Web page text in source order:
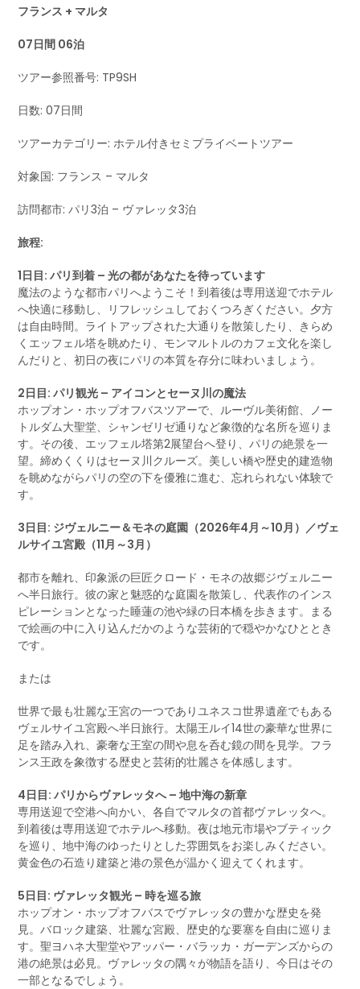
フランス + マルタ
07日間 06泊
ツアー参照番号: TP9SH
日数: 07日間
ツアーカテゴリー: ホテル付きセミプライベートツアー
対象国: フランス – マルタ
訪問都市: パリ3泊 – ヴァレッタ3泊
旅程:
1日目: パリ到着 – 光の都があなたを待っています
魔法のような都市パリへようこそ！到着後は専用送迎でホテル
へ快適に移動し、リフレッシュしておくつろぎください。夕方
は自由時間。ライトアップされた大通りを散策したり、きらめ
くエッフェル塔を眺めたり、モンマルトルのカフェ文化を楽し
んだりと、初日の夜にパリの本質を存分に味わいましょう。
2日目: パリ観光 – アイコンとセーヌ川の魔法
ホップオン・ホップオフバスツアーで、ルーヴル美術館、ノー
トルダム大聖堂、シャンゼリゼ通りなど象徴的な名所を巡りま
す。その後、エッフェル塔第2展望台へ登り、パリの絶景を一
望。締めくくりはセーヌ川クルーズ。美しい橋や歴史的建造物
を眺めながらパリの空の下を優雅に進む、忘れられない体験で
す。
3日目: ジヴェルニー＆モネの庭園（2026年4月～10月）／ヴェ
ルサイユ宮殿（11月～3月）
都市を離れ、印象派の巨匠クロード・モネの故郷ジヴェルニー
へ半日旅行。彼の家と魅惑的な庭園を散策し、代表作のインス
ピレーションとなった睡蓮の池や緑の日本橋を歩きます。まる
で絵画の中に入り込んだかのような芸術的で穏やかなひととき
です。
または
世界で最も壮麗な王宮の一つでありユネスコ世界遺産でもある
ヴェルサイユ宮殿へ半日旅行。太陽王ルイ14世の豪華な世界に
足を踏み入れ、豪奢な王室の間や息を呑む鏡の間を見学。フラ
ンス王政を象徴する歴史と芸術的壮麗さを体感します。
4日目: パリからヴァレッタへ – 地中海の新章
専用送迎で空港へ向かい、各自でマルタの首都ヴァレッタへ。
到着後は専用送迎でホテルへ移動。夜は地元市場やブティック
を巡り、地中海のゆったりとした雰囲気をお楽しみください。
黄金色の石造り建築と港の景色が温かく迎えてくれます。
5日目: ヴァレッタ観光 – 時を巡る旅
ホップオン・ホップオフバスでヴァレッタの豊かな歴史を発
見。バロック建築、壮麗な宮殿、歴史的な要塞を自由に巡りま
す。聖ヨハネ大聖堂やアッパー・バラッカ・ガーデンズからの
港の絶景は必見。ヴァレッタの隅々が物語を語り、今日はその
一部となるでしょう。